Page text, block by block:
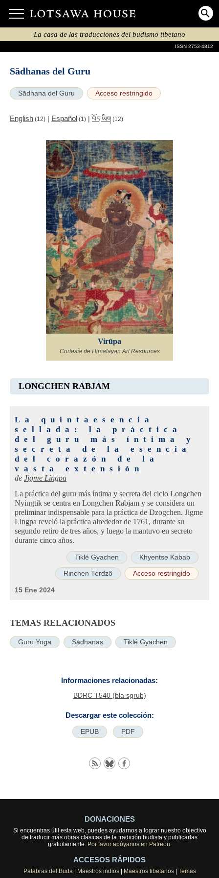
La casa de las traducciones del budismo tibetano
ISSN 2753-4812
Sādhanas del Guru
Sādhana del Guru Acceso restringido
English (12) | Español (1) | བོད་ཡིག (12)
Virūpa
Cortesía de Himalayan Art Resources
LONGCHEN RABJAM
La quintaesencia
sellada: la práctica
del guru más íntima y
secreta de la esencia
del corazón de la
vasta extensión
de Jigme Lingpa
La práctica del guru más íntima y secreta del ciclo Longchen
Nyingtik se centra en Longchen Rabjam y se considera un
preliminar indispensable para la práctica de Dzogchen. Jigme
Lingpa reveló la práctica alrededor de 1761, durante su
segundo retiro de tres años, y luego la mantuvo en secreto
durante cinco años.
Tiklé Gyachen Khyentse Kabab
Rinchen Terdzö Acceso restringido
15 Ene 2024
TEMAS RELACIONADOS
Guru Yoga Sādhanas Tiklé Gyachen
Informaciones relacionadas:
BDRC T540 (bla sgrub)
Descargar este colección:
EPUB PDF
DONACIONES
Si encuentras útil esta web, puedes ayudarnos a lograr nuestro objectivo
de traducir más obras clásicas de la tradición budista y publicarlas
gratuitamente. Por favor apóyanos en Patreon.
ACCESOS RÁPIDOS
Palabras del Buda| Maestros indios| Maestros tibetanos| Temas